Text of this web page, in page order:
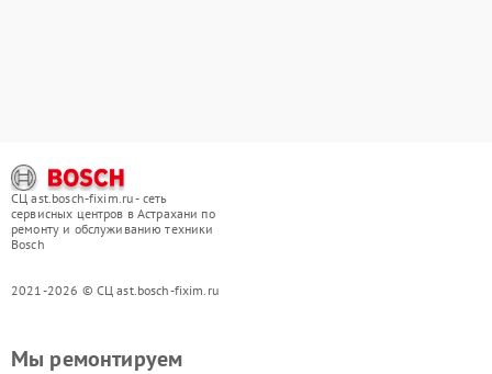
СЦ ast.bosch-fixim.ru - сеть
сервисных центров в Астрахани по
ремонту и обслуживанию техники
Bosch
2021-2026 © СЦ ast.bosch-fixim.ru
Мы ремонтируем